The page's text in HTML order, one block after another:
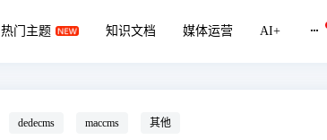
热门主题 知识文档 媒体运营 AI+
dedecms maccms 其他